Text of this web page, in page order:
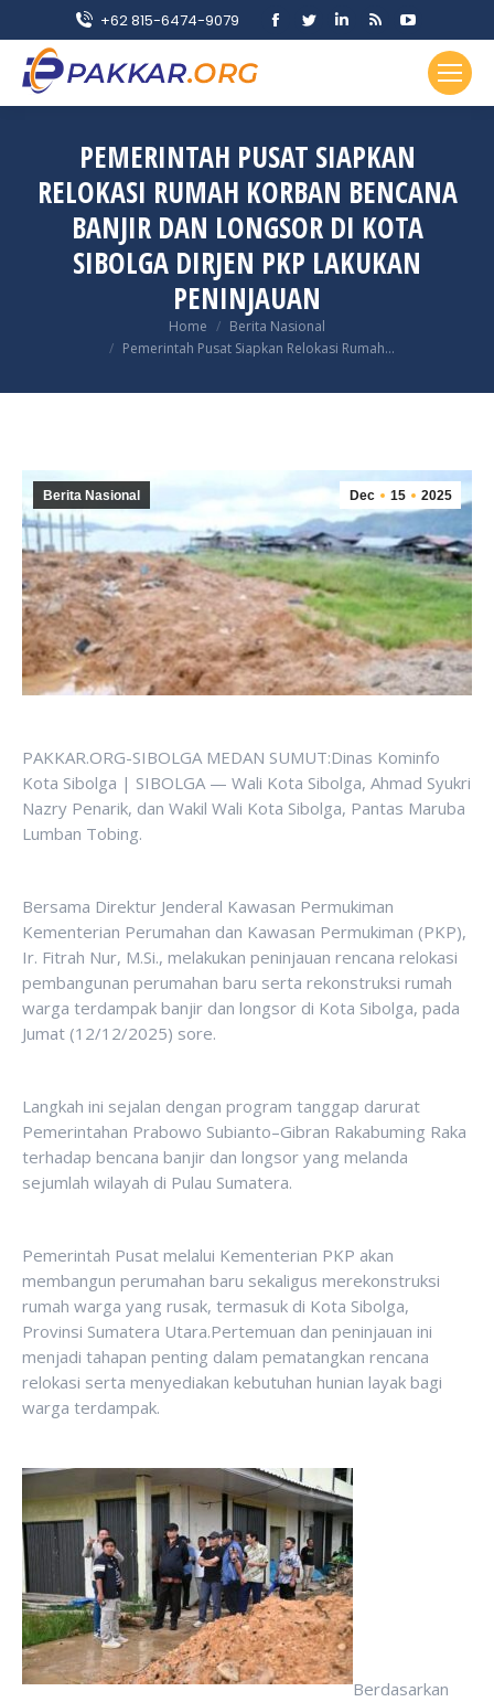
+62 815-6474-9079
Facebook
in
window
Twitter
in
window
Linkedin
in
window
Rss
opens
in
window
YouTube
page
opens
in
PEMERINTAH PUSAT SIAPKAN
RELOKASI RUMAH KORBAN BENCANA
BANJIR DAN LONGSOR DI KOTA
SIBOLGA DIRJEN PKP LAKUKAN
PENINJAUAN
Home
Berita Nasional
Pemerintah Pusat Siapkan Relokasi Rumah…
Dec 15 2025
Berita Nasional
PAKKAR.ORG-SIBOLGA MEDAN SUMUT:Dinas Kominfo
Kota Sibolga | SIBOLGA — Wali Kota Sibolga, Ahmad Syukri
Nazry Penarik, dan Wakil Wali Kota Sibolga, Pantas Maruba
Lumban Tobing.
Bersama Direktur Jenderal Kawasan Permukiman
Kementerian Perumahan dan Kawasan Permukiman (PKP),
Ir. Fitrah Nur, M.Si., melakukan peninjauan rencana relokasi
pembangunan perumahan baru serta rekonstruksi rumah
warga terdampak banjir dan longsor di Kota Sibolga, pada
Jumat (12/12/2025) sore.
Langkah ini sejalan dengan program tanggap darurat
Pemerintahan Prabowo Subianto–Gibran Rakabuming Raka
terhadap bencana banjir dan longsor yang melanda
sejumlah wilayah di Pulau Sumatera.
Pemerintah Pusat melalui Kementerian PKP akan
membangun perumahan baru sekaligus merekonstruksi
rumah warga yang rusak, termasuk di Kota Sibolga,
Provinsi Sumatera Utara.Pertemuan dan peninjauan ini
menjadi tahapan penting dalam pematangkan rencana
relokasi serta menyediakan kebutuhan hunian layak bagi
warga terdampak.
Berdasarkan